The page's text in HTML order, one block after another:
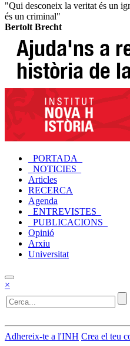
"Qui desconeix la veritat és un
és un criminal"
Bertolt Brecht
_PORTADA_
_NOTICIES_
Articles
RECERCA
Agenda
_ENTREVISTES_
_PUBLICACIONS_
Opinió
Arxiu
Universitat
×
Adhereix-te a l'INH Crea el teu